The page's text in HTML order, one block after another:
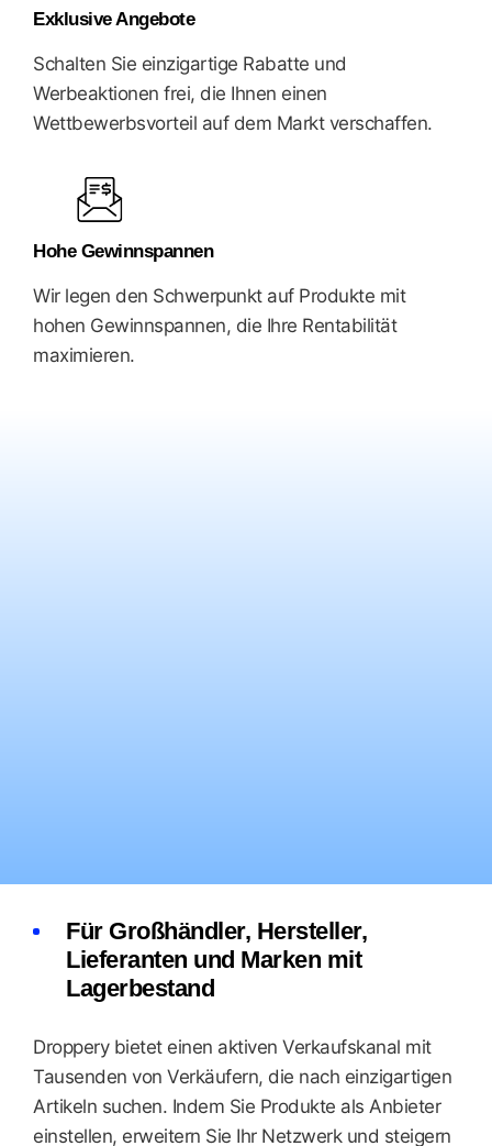
Exklusive Angebote
Schalten Sie einzigartige Rabatte und
Werbeaktionen frei, die Ihnen einen
Wettbewerbsvorteil auf dem Markt verschaffen.
Hohe Gewinnspannen
Wir legen den Schwerpunkt auf Produkte mit
hohen Gewinnspannen, die Ihre Rentabilität
maximieren.
Für Großhändler, Hersteller,
Lieferanten und Marken mit
Lagerbestand
Droppery bietet einen aktiven Verkaufskanal mit
Tausenden von Verkäufern, die nach einzigartigen
Artikeln suchen. Indem Sie Produkte als Anbieter
einstellen, erweitern Sie Ihr Netzwerk und steigern